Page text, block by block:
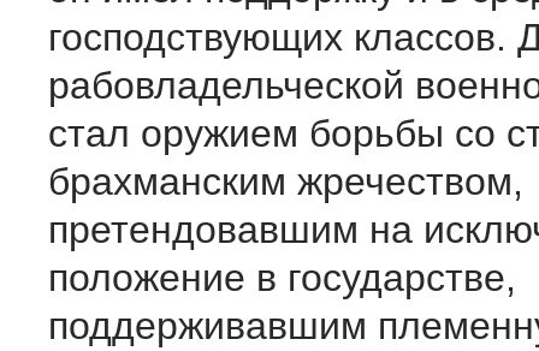
господствующих классов.
рабовладельческой
стал оружием борьбы со
брахманским жречеством,
претендовавшим на
положение в государстве,
поддерживавшим